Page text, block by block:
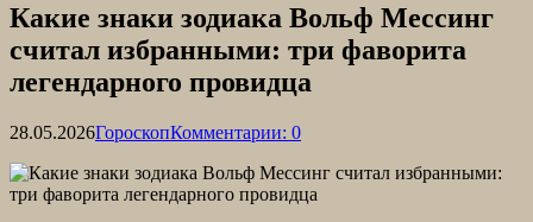
Какие знаки зодиака Вольф Мессинг
считал избранными: три фаворита
легендарного провидца
28.05.2026ГороскопКомментарии: 0